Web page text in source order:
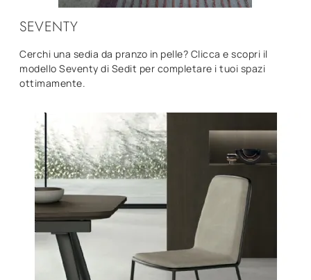
SEVENTY
Cerchi una sedia da pranzo in pelle? Clicca e scopri il
modello Seventy di Sedit per completare i tuoi spazi
ottimamente.